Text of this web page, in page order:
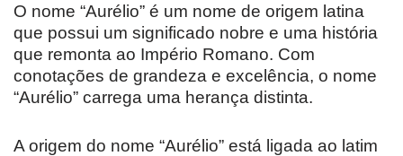
O nome “Aurélio” é um nome de origem latina
que possui um significado nobre e uma história
que remonta ao Império Romano. Com
conotações de grandeza e excelência, o nome
“Aurélio” carrega uma herança distinta.
A origem do nome “Aurélio” está ligada ao latim